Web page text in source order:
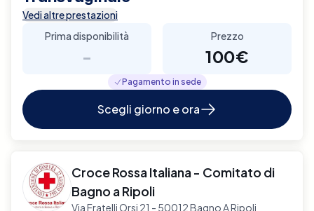
Vedi altre prestazioni
Prima disponibilità
-
Prezzo
100€
Pagamento in sede
Scegli giorno e ora
Croce Rossa Italiana - Comitato di
Bagno a Ripoli
Via Fratelli Orsi 21 - 50012 Bagno A Ripoli